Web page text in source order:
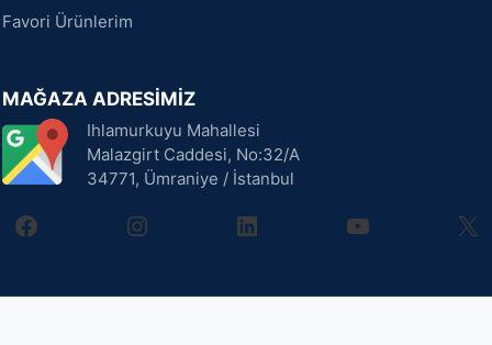
Favori Ürünlerim
MAĞAZA ADRESİMİZ
Ihlamurkuyu Mahallesi
Malazgirt Caddesi, No:32/A
34771, Ümraniye / İstanbul
facebookinstagramlinkedin youtube X